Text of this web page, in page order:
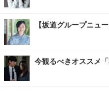
【坂道グループニュ
今観るべきオススメ「